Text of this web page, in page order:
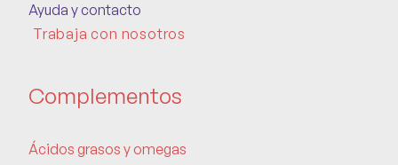
Ayuda y contacto
Trabaja con nosotros
Complementos
Ácidos grasos y omegas